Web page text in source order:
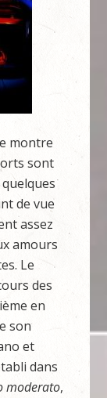
montre
sont
de vue
assez
amours
Le
des
en
son
et
dans
moderato,